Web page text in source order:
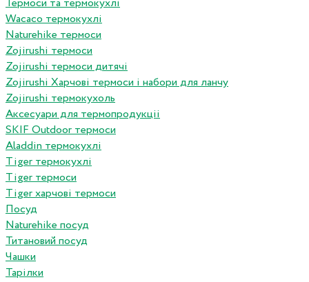
Термоси та термокухлі
Wacaco термокухлі
Naturehike термоси
Zojirushi термоси
Zojirushi термоси дитячі
Zojirushi Харчові термоси і набори для ланчу
Zojirushi термокухоль
Аксесуари для термопродукціі
SKIF Outdoor термоси
Aladdin термокухлі
Tiger термокухлі
Tiger термоси
Tiger харчові термоси
Посуд
Naturehike посуд
Титановий посуд
Чашки
Тарілки